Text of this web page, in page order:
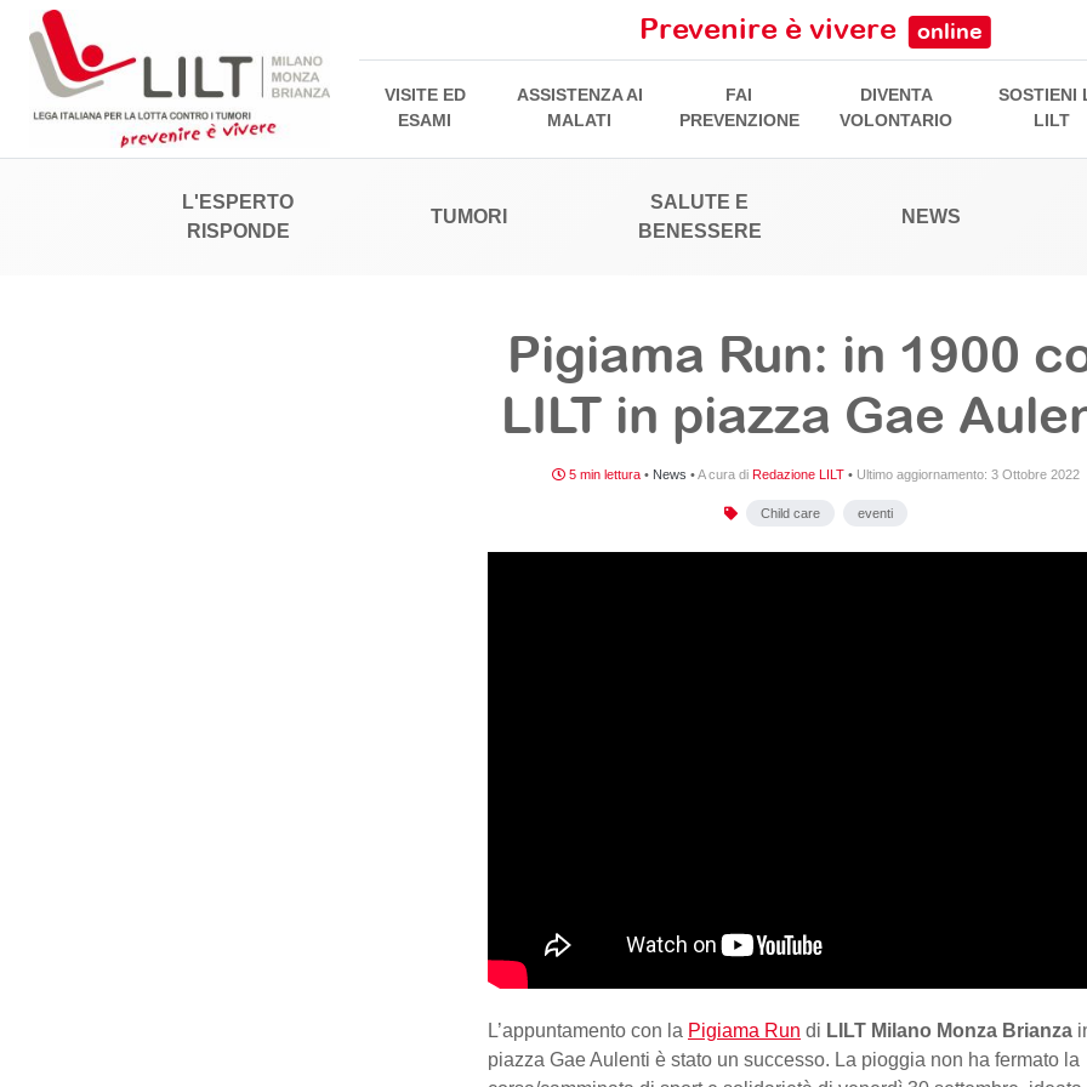
Prevenire è vivere online
VISITE ED
ESAMI
ASSISTENZA AI
MALATI
FAI
PREVENZIONE
DIVENTA
VOLONTARIO
SOSTIENI
LILT
L'ESPERTO
RISPONDE
TUMORI
SALUTE E
BENESSERE
NEWS
Pigiama Run: in 1900
LILT in piazza Gae
5 min lettura • News • A cura di Redazione LILT • Ultimo aggiornamento: 3 Ottobre 2022
Child care eventi
L’appuntamento con la Pigiama Run di LILT Milano Monza Brianza
piazza Gae Aulenti è stato un successo. La pioggia non ha fermato la